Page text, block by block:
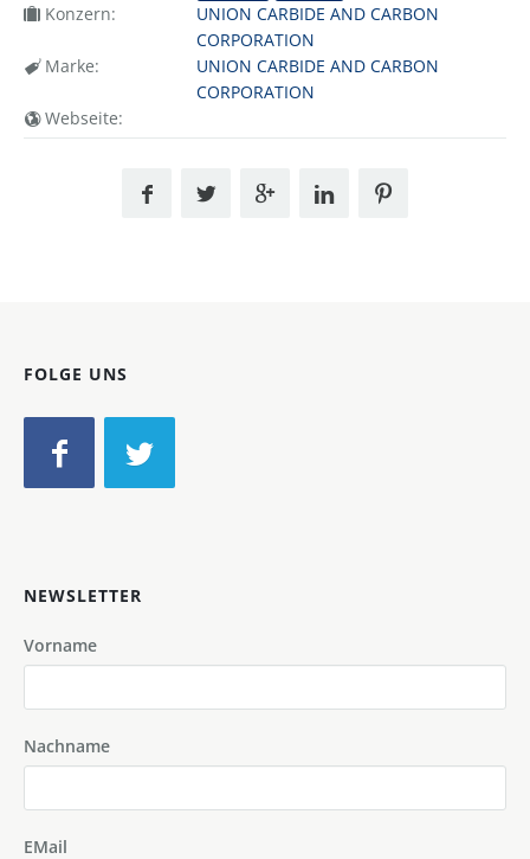
Konzern:
UNION CARBIDE AND CARBON
CORPORATION
Marke:
UNION CARBIDE AND CARBON
CORPORATION
Webseite:
FOLGE UNS
NEWSLETTER
Vorname
Nachname
EMail